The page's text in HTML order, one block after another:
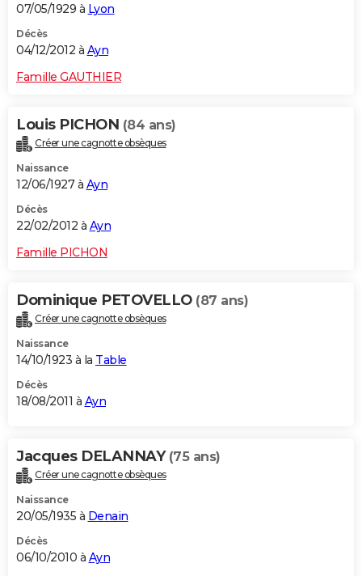
07/05/1929 à Lyon
Décès
04/12/2012 à Ayn
Famille GAUTHIER
Louis PICHON (84 ans)
Créer une cagnotte obsèques
Naissance
12/06/1927 à Ayn
Décès
22/02/2012 à Ayn
Famille PICHON
Dominique PETOVELLO (87 ans)
Créer une cagnotte obsèques
Naissance
14/10/1923 à la Table
Décès
18/08/2011 à Ayn
Jacques DELANNAY (75 ans)
Créer une cagnotte obsèques
Naissance
20/05/1935 à Denain
Décès
06/10/2010 à Ayn